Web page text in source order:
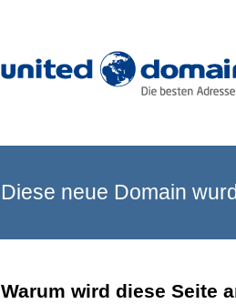
Diese neue Domain
Warum wird diese Seite